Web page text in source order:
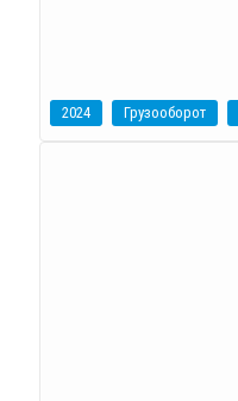
2024 Грузооборот